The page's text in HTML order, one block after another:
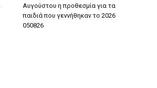
Αυγούστου η προθεσμία για τα
παιδιά που γεννήθηκαν το 2026
050826